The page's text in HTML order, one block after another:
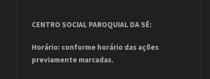
CENTRO SOCIAL PAROQUIAL DA SÉ:
Horário: conforme horário das ações
previamente marcadas.